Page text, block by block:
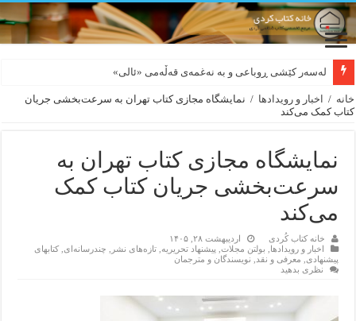
لەسەر کێشی ڕوباعی و به نەغمەی قەڵەمی «ئالی»
بورجە بێ دەلاقەکان نازانن دەرەوە چەند شەممەیە!
خانه / اخبار و رویدادها / نمایشگاه مجازی کتاب تهران به سرعت‌بخشی جریان
کتاب کمک می‌کند
نمایشگاه مجازی کتاب تهران به
سرعت‌بخشی جریان کتاب کمک
می‌کند
خانه کتاب کُردی
اردیبهشت ۲۸, ۱۴۰۵
اخبار و رویدادها
بولتن مجلات پیشنهاد تحریریه ,تازەهای نشر چندرسانه‌ای ,کتابهای
پیشنهادی
معرفی و نقد
نویسندگان و مترجمان
نظری بدهید